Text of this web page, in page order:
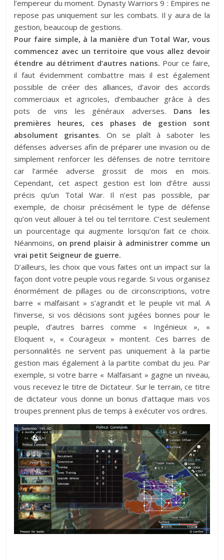
l’empereur du moment. Dynasty Warriors 9 : Empires ne
repose pas uniquement sur les combats. Il y aura de la
gestion, beaucoup de gestions.
Pour faire simple, à la manière d’un Total War, vous
commencez avec un territoire que vous allez devoir
étendre au détriment d’autres nations. Pour ce faire,
il faut évidemment combattre mais il est également
possible de créer des alliances, d’avoir des accords
commerciaux et agricoles, d’embaucher grâce à des
pots de vins les généraux adverses. Dans les
premières heures, ces phases de gestion sont
absolument grisantes. On se plaît à saboter les
défenses adverses afin de préparer une invasion ou de
simplement renforcer les défenses de notre territoire
car l’armée adverse grossit de mois en mois.
Cependant, cet aspect gestion est loin d’être aussi
précis qu’un Total War. Il n’est pas possible, par
exemple, de choisir précisément le type de défense
qu’on veut allouer à tel ou tel territoire. C’est seulement
un pourcentage qui augmente lorsqu’on fait ce choix.
Néanmoins, on prend plaisir à administrer comme un
vrai petit Seigneur de guerre.
D’ailleurs, les choix que vous faites ont un impact sur la
façon dont votre peuple vous regarde. Si vous organisez
énormément de pillages ou de circonscriptions, votre
barre « malfaisant » s’agrandit et le peuple vit mal. A
l’inverse, si vos décisions sont jugées bonnes pour le
peuple, d’autres barres comme « Ingénieux », «
Eloquent », « Courageux » montent. Ces barres de
personnalités ne servent pas uniquement à la partie
gestion mais également à la partite combat du jeu. Par
exemple, si votre barre « Malfaisant » gagne un niveau,
vous recevez le titre de Dictateur. Sur le terrain, ce titre
de dictateur vous donne un bonus d’attaque mais vos
troupes prennent plus de temps à exécuter vos ordres.